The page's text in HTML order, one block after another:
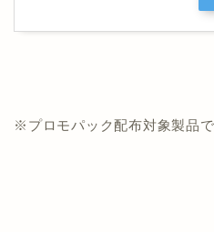
※プロモパック配布対象製品